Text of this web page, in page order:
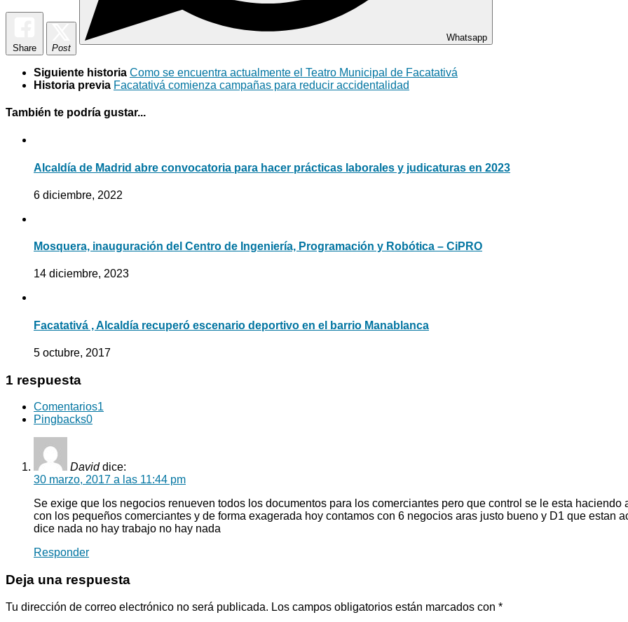
Share Post
Whatsapp
Siguiente historia Como se encuentra actualmente el Teatro Municipal de Facatativá
Historia previa Facatativá comienza campañas para reducir accidentalidad
También te podría gustar...
Alcaldía de Madrid abre convocatoria para hacer prácticas laborales y judicaturas en 2023
6 diciembre, 2022
Mosquera, inauguración del Centro de Ingeniería, Programación y Robótica – CiPRO
14 diciembre, 2023
Facatativá , Alcaldía recuperó escenario deportivo en el barrio Manablanca
5 octubre, 2017
1 respuesta
Comentarios1
Pingbacks0
David dice:
30 marzo, 2017 a las 11:44 pm
Se exige que los negocios renueven todos los documentos para los comerciantes pero que control se le esta
con los pequeños comerciantes y de forma exagerada hoy contamos con 6 negocios aras justo bueno y D1 que estan
dice nada no hay trabajo no hay nada
Responder
Deja una respuesta
Tu dirección de correo electrónico no será publicada. Los campos obligatorios están marcados con *